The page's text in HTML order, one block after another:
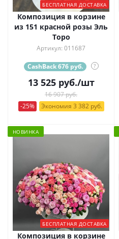
БЕСПЛАТНАЯ ДОСТАВКА
Композиция в корзине
из 151 красной розы Эль
Торо
Артикул: 011687
CashBack 676 руб. ?
13 525руб./шт
16 907 руб.
-25%
Экономия 3 382 руб.
НОВИНКА
БЕСПЛАТНАЯ ДОСТАВКА
Композиция в корзине